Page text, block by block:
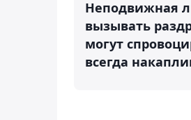
Неподвижная
вызывать
могут
всегда